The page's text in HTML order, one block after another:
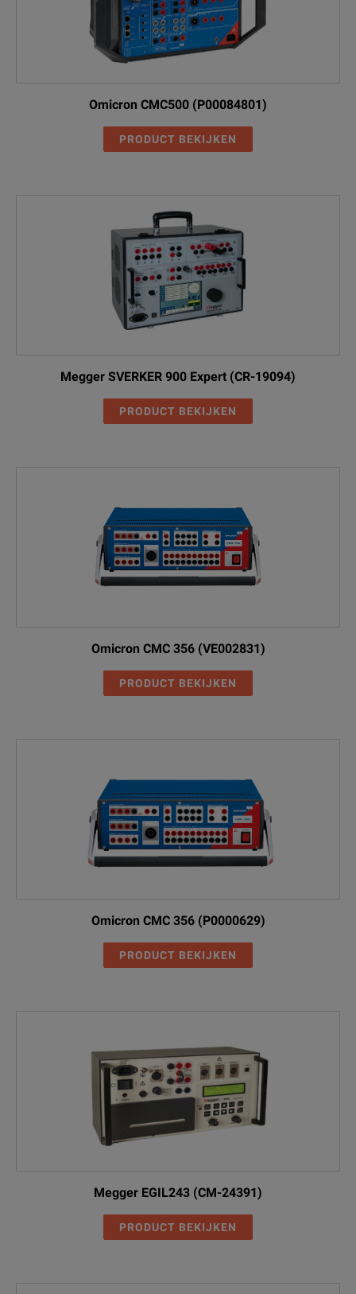
Omicron CMC500 (P00084801)
PRODUCT BEKIJKEN
Megger SVERKER 900 Expert (CR-19094)
PRODUCT BEKIJKEN
Omicron CMC 356 (VE002831)
PRODUCT BEKIJKEN
Omicron CMC 356 (P0000629)
PRODUCT BEKIJKEN
Megger EGIL243 (CM-24391)
PRODUCT BEKIJKEN